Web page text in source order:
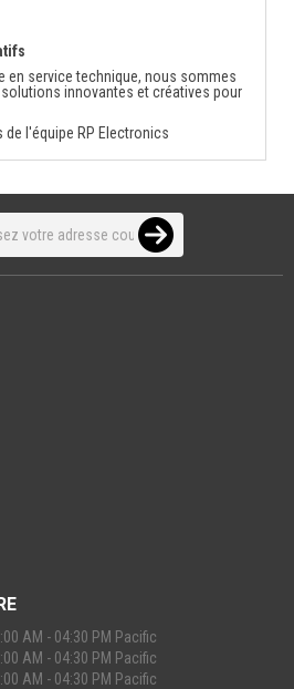
en service technique, nous sommes
innovantes et créatives pour
l'équipe RP Electronics
AM - 04:30 PM Pacific
AM - 04:30 PM Pacific
AM - 04:30 PM Pacific